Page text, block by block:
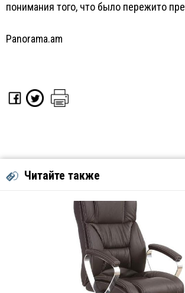
понимания того, что было пережито
Panorama.am
Читайте также